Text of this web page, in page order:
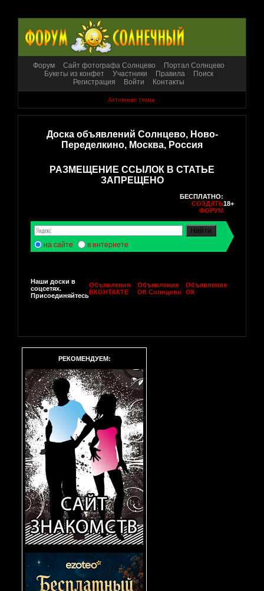
Форум Сайт фотографа Солнцево
Портал Солнцево
Букеты из конфет
Участники Правила
Поиск
Регистрация
Войти Контакты
Активные темы
Доска объявлений Солнцево, Ново-
Переделкино, Москва, Россия
РАЗМЕЩЕНИЕ ССЫЛОК В СТАТЬЕ
ЗАПРЕЩЕНО
БЕСПЛАТНО:
СОЗДАТЬ
ФОРУМ
18+
на сайте в интернете
Наши доски в
соцсетях.
Присоединяйтесь
Объявления
ВКОНТАКТЕ
Объявления
ОК Солнцево
Объявления
ОК
РЕКОМЕНДУЕМ: